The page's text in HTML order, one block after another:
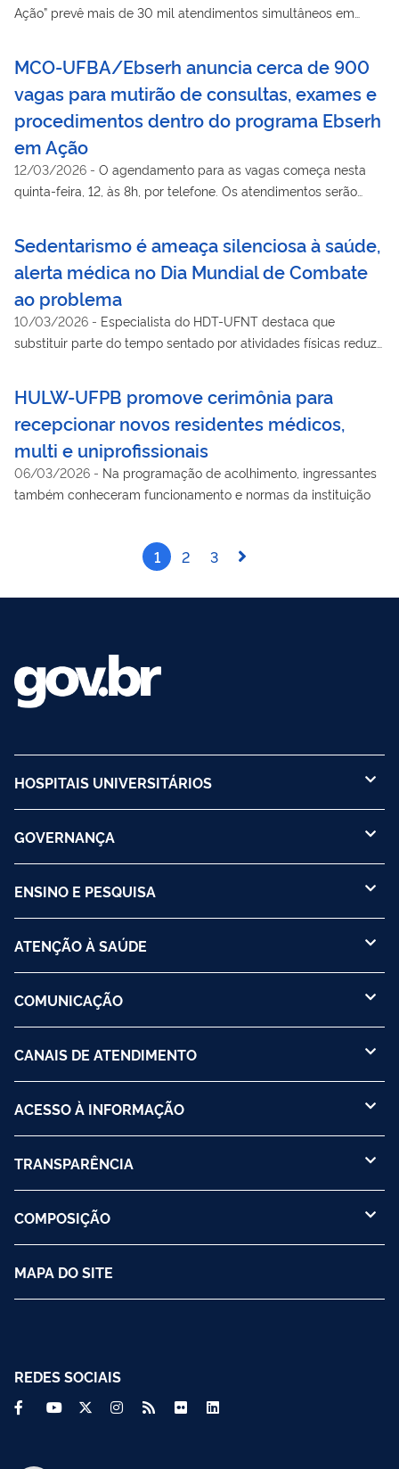
Ação” prevê mais de 30 mil atendimentos simultâneos em
MCO-UFBA/Ebserh anuncia cerca de 900
vagas para mutirão de consultas, exames e
procedimentos dentro do programa Ebserh
em Ação
12/03/2026 - O agendamento para as vagas começa nesta
quinta-feira, 12, às 8h, por telefone. Os atendimentos serão
Sedentarismo é ameaça silenciosa à saúde,
alerta médica no Dia Mundial de Combate
ao problema
10/03/2026 - Especialista do HDT-UFNT destaca que
substituir parte do tempo sentado por atividades físicas reduz
HULW-UFPB promove cerimônia para
recepcionar novos residentes médicos,
multi e uniprofissionais
06/03/2026 - Na programação de acolhimento, ingressantes
também conheceram funcionamento e normas da instituição
1 2 3
HOSPITAIS UNIVERSITÁRIOS
GOVERNANÇA
ENSINO E PESQUISA
ATENÇÃO À SAÚDE
COMUNICAÇÃO
CANAIS DE ATENDIMENTO
ACESSO À INFORMAÇÃO
TRANSPARÊNCIA
COMPOSIÇÃO
MAPA DO SITE
REDES SOCIAIS